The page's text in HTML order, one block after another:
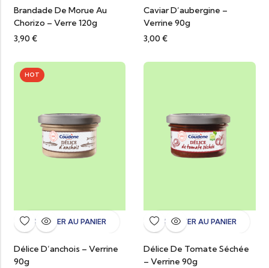
Brandade De Morue Au
Chorizo – Verre 120g
3,90 €
Caviar D’aubergine –
Verrine 90g
3,00 €
HOT
AJOUTER AU PANIER
Délice D’anchois – Verrine
90g
AJOUTER AU PANIER
Délice De Tomate Séchée
– Verrine 90g